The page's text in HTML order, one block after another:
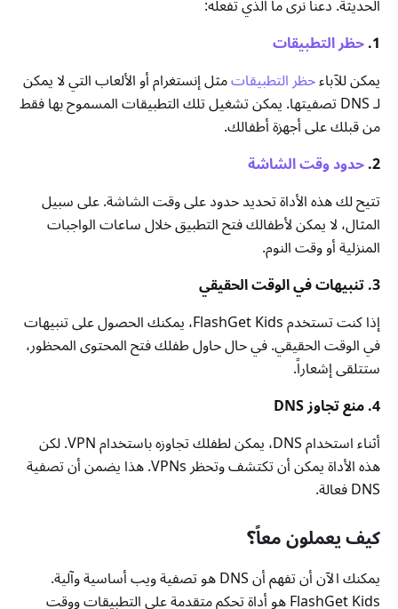
1. حظر التطبيقات
يمكن للآباءحظر التطبيقاتمثل إنستغرام أو الألعاب التي لا يمكن
لـ DNS تصفيتها. يمكن تشغيل تلك التطبيقات المسموح بها فقط
من قبلك على أجهزة أطفالك.
2. حدود وقت الشاشة
تتيح لك هذه الأداة تحديد حدود على وقت الشاشة. على سبيل
المثال، لا يمكن لأطفالك فتح التطبيق خلال ساعات الواجبات
المنزلية أو وقت النوم.
3. تنبيهات في الوقت الحقيقي
إذا كنت تستخدم FlashGet Kids، يمكنك الحصول على تنبيهات
في الوقت الحقيقي. في حال حاول طفلك فتح المحتوى المحظور،
ستتلقى إشعاراً.
4. منع تجاوز DNS
أثناء استخدام DNS، يمكن لطفلك تجاوزه باستخدام VPN. لكن
هذه الأداة يمكن أن تكتشف وتحظر VPNs. هذا يضمن أن تصفية
DNS فعالة.
كيف يعملون معاً؟
يمكنك الآن أن تفهم أن DNS هو تصفية ويب أساسية وآلية.
FlashGet Kids هو أداة تحكم متقدمة على التطبيقات ووقت